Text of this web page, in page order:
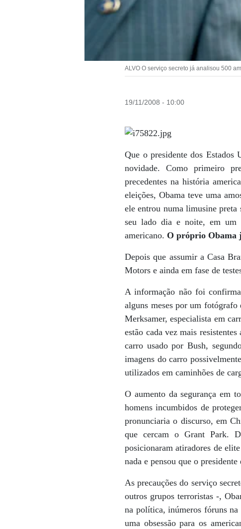
ALVO O serviço secreto já analisou 500
19/11/2008 - 10:00
Que o presidente dos Estados
novidade. Como primeiro
precedentes na história
eleições, Obama teve uma
ele entrou numa limusine preta
seu lado dia e noite, em um
americano. O próprio Obama
Depois que assumir a Casa
Motors e ainda em fase de
A informação não foi
alguns meses por um
Merksamer, especialista em
estão cada vez mais
carro usado por Bush,
imagens do carro
utilizados em caminhões de
O aumento da segurança em
homens incumbidos de
pronunciaria o discurso, em
que cercam o Grant Park.
posicionaram atiradores de
nada e pensou que o
As precauções do serviço
outros grupos terroristas -,
na política, inúmeros fóruns na
uma obsessão para os